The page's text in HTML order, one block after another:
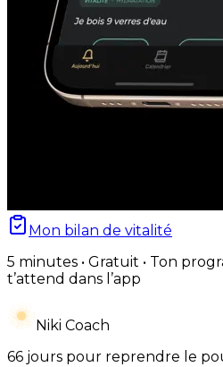
Mon bilan de vitalité
5 minutes • Gratuit • Ton
t’attend dans l’app
Niki Coach
66 jours pour reprendre le